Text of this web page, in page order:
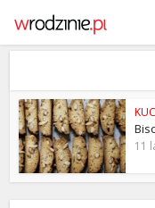
11